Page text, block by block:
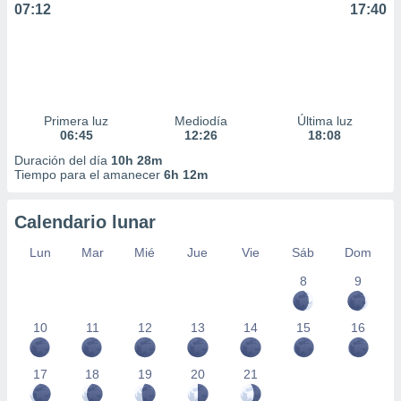
perfiles
crear un
la
contenido
de la
el
de
de
uso de
07:12 17:40
Primera luz
06:45
Mediodía
12:26
Última luz
18:08
Duración del día 10h 28m
Tiempo para el amanecer 6h 12m
Calendario lunar
Lun Mar Mié Jue Vie Sáb
Dom
8
9
10 11 12 13 14 15 16
17 18 19 20 21